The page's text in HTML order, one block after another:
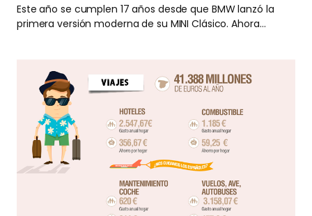
Este año se cumplen 17 años desde que BMW lanzó la
primera versión moderna de su MINI Clásico. Ahora…